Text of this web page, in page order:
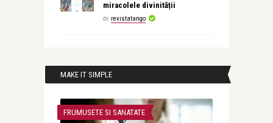
miracolele divinității
de revistatango
MAKE IT SIMPLE
FRUMUSETE SI SANATATE